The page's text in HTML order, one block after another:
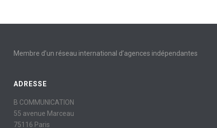
Membre d’un réseau international d’agences indépendantes
ADRESSE
B COMMUNICATION
55 avenue Marceau
75116 Paris